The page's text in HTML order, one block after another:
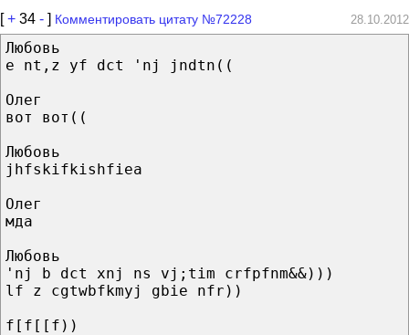
[+ 34 - ] Комментировать цитату №72228 28.10.2012
Любовь
e nt,z yf dct 'nj jndtn((
Олег
вот вот((
Любовь
jhfskifkishfiea
Олег
мда
Любовь
'nj b dct xnj ns vj;tim crfpfnm&&)))
lf z cgtwbfkmyj gbie nfr))
f[f[[f))